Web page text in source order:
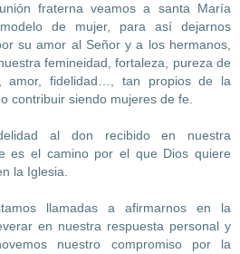
fraterna veamos a santa María
de mujer, para así dejarnos
su amor al Señor y a los hermanos,
femineidad, fortaleza, pureza de
amor, fidelidad…, tan propios de la
contribuir siendo mujeres de fe.
al don recibido en nuestra
es el camino por el que Dios quiere
la Iglesia.
llamadas a afirmarnos en la
en nuestra respuesta personal y
nuestro compromiso por la